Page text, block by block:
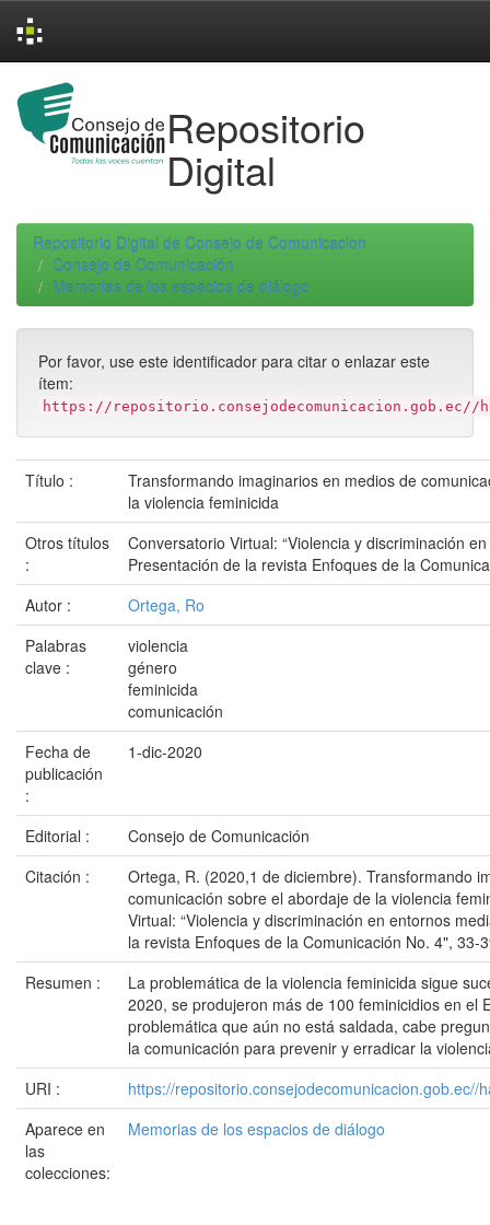
navigation
Repositorio
Digital
Repositorio Digital de Consejo de Comunicacion
Consejo de Comunicación
Memorias de los espacios de diálogo
Por favor, use este identificador para citar o enlazar este
ítem:
https://repositorio.consejodecomunicacion.gob.ec//
Título :
Transformando imaginarios en medios de
la violencia feminicida
Otros títulos
:
Conversatorio Virtual: “Violencia y discriminación
Presentación de la revista Enfoques de la
Autor :
Ortega, Ro
Palabras
clave :
violencia
género
feminicida
comunicación
Fecha de
publicación
:
1-dic-2020
Editorial :
Consejo de Comunicación
Citación :
Ortega, R. (2020,1 de diciembre). Transformando
comunicación sobre el abordaje de la violencia
Virtual: “Violencia y discriminación en entornos
la revista Enfoques de la Comunicación No. 4", 33-
Resumen :
La problemática de la violencia feminicida sigue
2020, se produjeron más de 100 feminicidios en el
problemática que aún no está saldada, cabe
la comunicación para prevenir y erradicar la
URI :
https://repositorio.consejodecomunicacion.gob.ec//
Aparece en
las
colecciones:
Memorias de los espacios de diálogo